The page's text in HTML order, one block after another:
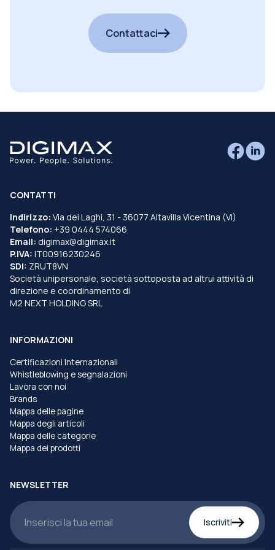
Contattaci
CONTATTI
Indirizzo: Via dei Laghi, 31 - 36077 Altavilla Vicentina (VI)
Telefono: +39 0444 574066
Email: digimax@digimax.it
P.IVA: IT00916230246
SDI: ZRUT8VN
Società unipersonale, società sottoposta ad altrui attività di
direzione e coordinamento di
M2 NEXT HOLDING SRL
INFORMAZIONI
Certificazioni Internazionali
Whistleblowing e segnalazioni
Lavora con noi
Brands
Mappa delle pagine
Mappa degli articoli
Mappa delle categorie
Mappa dei prodotti
NEWSLETTER
Iscriviti